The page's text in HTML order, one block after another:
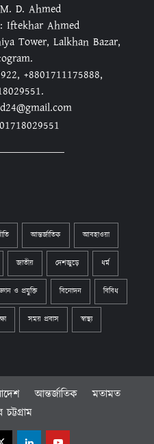
D. Ahmed
Iftekhar Ahmed
Tower, Lalkhan Bazar,
+8801711175888,
আন্তর্জাতিক আবহাওয়া
জাতীয় দেশজুড়ে ধর্ম
ও প্রযুক্তি বিনোদন বিবিধ
সময় প্রবাস স্বাস্থ্য
আন্তর্জাতিক
মতামত